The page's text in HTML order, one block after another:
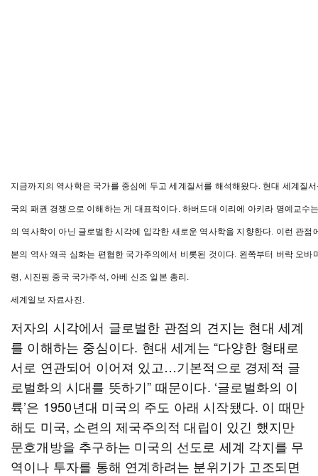
지금까지의 역사학은 국가를 중심에 두고 세계질서를 해석해왔다. 현대 세계질
국의 패권 경쟁으로 이해하는 게 대표적이다. 하버드대 이리에 아키라 명예교수
의 역사학이 아닌 글로벌한 시각에 입각한 새로운 역사학을 지향한다. 이런 관점
본의 역사 왜곡 심화는 편협한 국가주의에서 비롯된 것이다. 왼쪽부터 버락 오바
령, 시진핑 중국 국가주석, 아베 신조 일본 총리.
세계일보 자료사진.
저자의 시각에서 글로벌한 관점의 견지는 현대 세계
를 이해하는 중심이다. 현대 세계는 “다양한 형태로
서로 연관되어 이어져 있고…기본적으로 경제적 글
로벌화의 시대를 뜻하기” 때문이다. ‘글로벌화의 이
륙’은 1950년대 미국의 주도 아래 시작됐다. 이 때만
해도 미국, 소련의 제국주의적 대립이 있긴 했지만
문호개방을 추구하는 미국의 선도로 세계 각지를 무
역이나 투자를 통해 연계하려는 분위기가 고조되면